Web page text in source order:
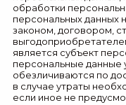
обработки
персональных данных
законом, договором,
является субъект
персональные данные
обезличиваются по
в случае утраты
если иное не